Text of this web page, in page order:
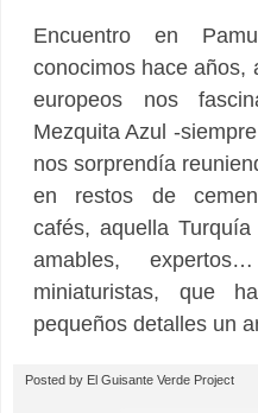
Encuentro en
conocimos hace años,
europeos nos
Mezquita Azul -
nos sorprendía
en restos de
cafés, aquella
amables,
miniaturistas, que
pequeños detalles un
Posted by El Guisante Verde Project